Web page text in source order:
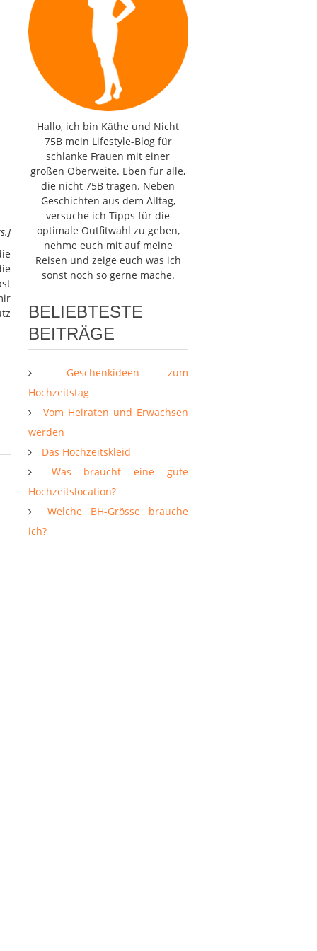
Hallo, ich bin Käthe und Nicht
75B mein Lifestyle-Blog für
schlanke Frauen mit einer
großen Oberweite. Eben für alle,
die nicht 75B tragen. Neben
Geschichten aus dem Alltag,
versuche ich Tipps für die
optimale Outfitwahl zu geben,
nehme euch mit auf meine
Reisen und zeige euch was ich
sonst noch so gerne mache.
BELIEBTESTE
BEITRÄGE
Geschenkideen zum
Hochzeitstag
Vom Heiraten und Erwachsen
werden
Das Hochzeitskleid
Was braucht eine gute
Hochzeitslocation?
Welche BH-Grösse brauche
ich?